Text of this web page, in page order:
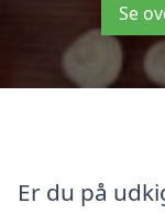
Se
Er du på